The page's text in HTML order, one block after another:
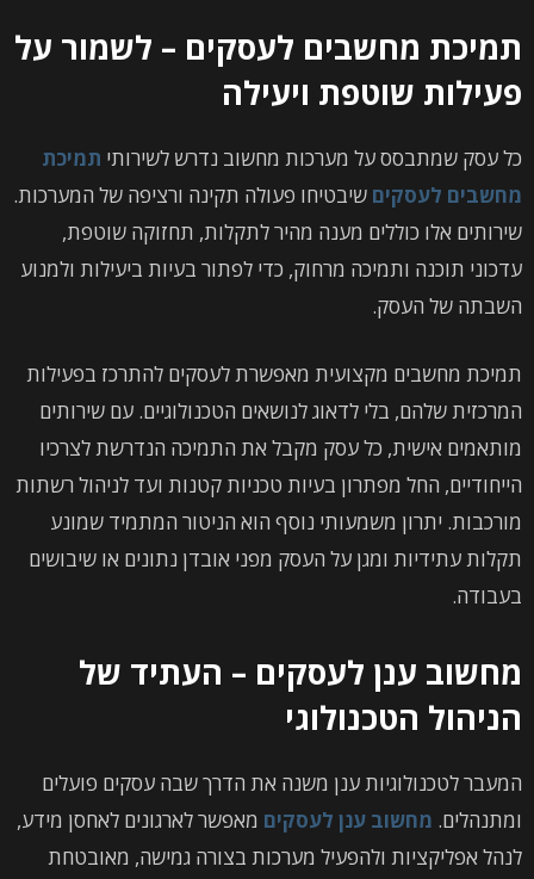
תמיכת מחשבים לעסקים – לשמור על
פעילות שוטפת ויעילה
כל עסק שמתבסס על מערכות מחשוב נדרש לשירותי תמיכת
מחשבים לעסקים שיבטיחו פעולה תקינה ורציפה של המערכות.
שירותים אלו כוללים מענה מהיר לתקלות, תחזוקה שוטפת,
עדכוני תוכנה ותמיכה מרחוק, כדי לפתור בעיות ביעילות ולמנוע
השבתה של העסק.
תמיכת מחשבים מקצועית מאפשרת לעסקים להתרכז בפעילות
המרכזית שלהם, בלי לדאוג לנושאים הטכנולוגיים. עם שירותים
מותאמים אישית, כל עסק מקבל את התמיכה הנדרשת לצרכיו
הייחודיים, החל מפתרון בעיות טכניות קטנות ועד לניהול רשתות
מורכבות. יתרון משמעותי נוסף הוא הניטור המתמיד שמונע
תקלות עתידיות ומגן על העסק מפני אובדן נתונים או שיבושים
בעבודה.
מחשוב ענן לעסקים – העתיד של
הניהול הטכנולוגי
המעבר לטכנולוגיות ענן משנה את הדרך שבה עסקים פועלים
ומתנהלים. מחשוב ענן לעסקים מאפשר לארגונים לאחסן מידע,
לנהל אפליקציות ולהפעיל מערכות בצורה גמישה, מאובטחת